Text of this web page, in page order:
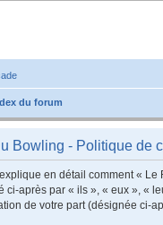
du forum
Bowling - Politique de
en détail comment « Le
ci-après par « ils », « eux », «
de votre part (désignée ci-